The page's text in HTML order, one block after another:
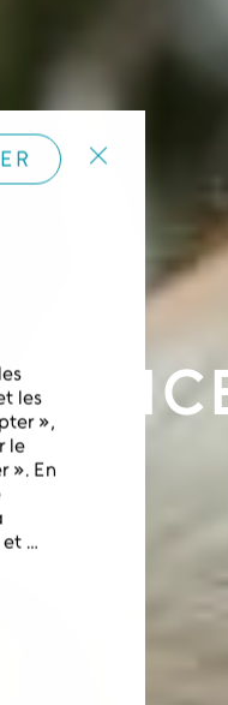
les
»,
le
». En
et